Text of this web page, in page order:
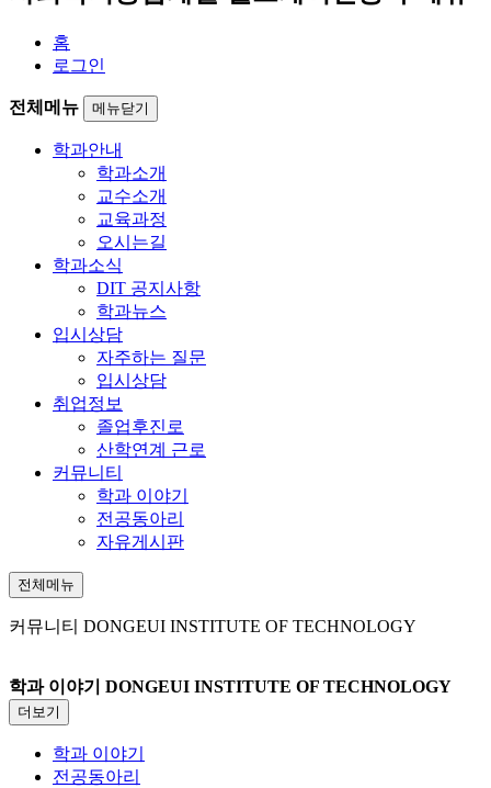
홈
로그인
전체메뉴 메뉴닫기
학과안내
학과소개
교수소개
교육과정
오시는길
학과소식
DIT 공지사항
학과뉴스
입시상담
자주하는 질문
입시상담
취업정보
졸업후진로
산학연계 근로
커뮤니티
학과 이야기
전공동아리
자유게시판
전체메뉴
커뮤니티 DONGEUI INSTITUTE OF TECHNOLOGY
학과 이야기 DONGEUI INSTITUTE OF TECHNOLOGY
더보기
학과 이야기
전공동아리